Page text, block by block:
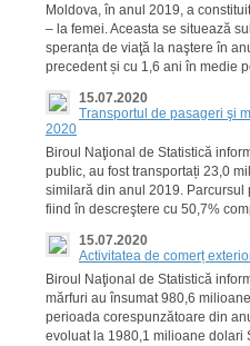
Moldova, în anul 2019, a
– la femei. Aceasta se situează
speranța de viaţă la naştere în
precedent și cu 1,6 ani în medie
15.07.2020
Transportul de pasageri şi
2020
Biroul Naţional de Statistică
public, au fost transportați 23,0
similară din anul 2019.
fiind în descreştere cu 50,7%
15.07.2020
Activitatea de comerț
Biroul Naţional de Statistică
mărfuri au însumat 980,6
perioada corespunzătoare din
evoluat la 1980,1 milioane dolari